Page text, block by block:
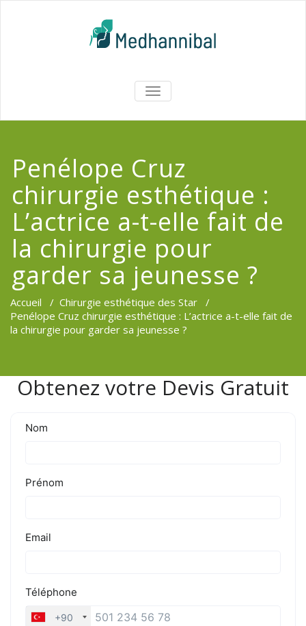
AFFICHER/MASQUER
LA
Penélope Cruz
chirurgie esthétique :
L’actrice a-t-elle fait de
la chirurgie pour
garder sa jeunesse ?
Accueil / Chirurgie esthétique des Star /
Penélope Cruz chirurgie esthétique : L’actrice a-t-elle fait de
la chirurgie pour garder sa jeunesse ?
Obtenez votre Devis Gratuit